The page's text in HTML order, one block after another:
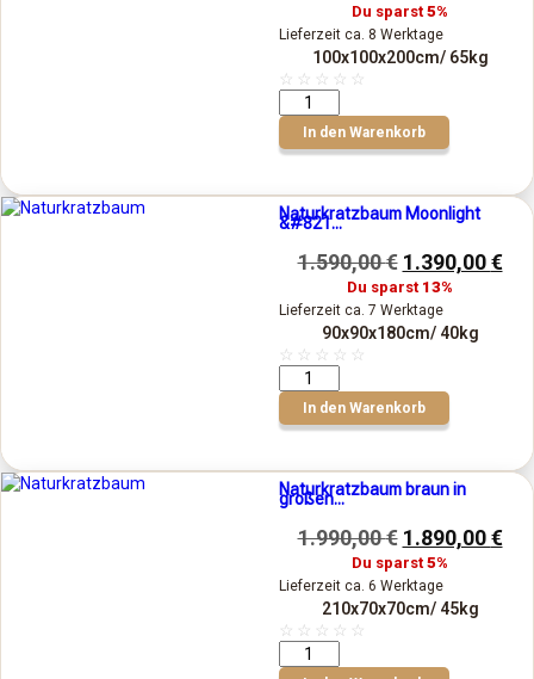
Du sparst 5%
Lieferzeit ca. 8 Werktage
100x100x200cm/ 65kg
☆ ☆ ☆ ☆ ☆
In den Warenkorb
Naturkratzbaum Moonlight
&#821...
1.590,00€ 1.390,00€
Du sparst 13%
Lieferzeit ca. 7 Werktage
90x90x180cm/ 40kg
☆ ☆ ☆ ☆ ☆
In den Warenkorb
Naturkratzbaum braun in
großen...
1.990,00€ 1.890,00€
Du sparst 5%
Lieferzeit ca. 6 Werktage
210x70x70cm/ 45kg
☆ ☆ ☆ ☆ ☆